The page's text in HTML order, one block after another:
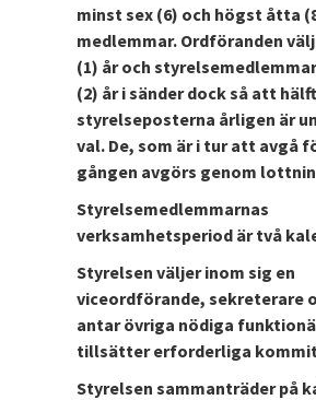
minst sex (6) och högst åtta
medlemmar. Ordföranden
(1) år och
(2) år i sänder dock så att
styrelseposterna årligen är
val. De, som är i tur att avgå
gången avgörs genom
Styrelsemedlemmarnas
verksamhetsperiod är två
Styrelsen väljer inom sig en
viceordförande, sekreterare
antar övriga nödiga
tillsätter erforderliga
Styrelsen sammanträder på